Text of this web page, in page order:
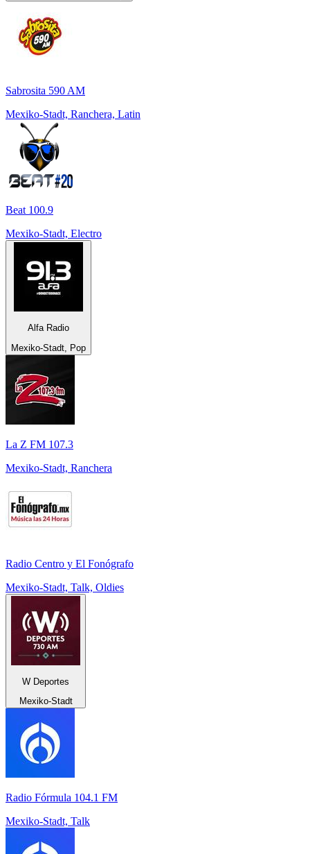
Sabrosita 590 AM
Mexiko-Stadt, Ranchera, Latin
Beat 100.9
Mexiko-Stadt, Electro
Alfa Radio
Mexiko-Stadt, Pop
La Z FM 107.3
Mexiko-Stadt, Ranchera
Radio Centro y El Fonógrafo
Mexiko-Stadt, Talk, Oldies
W Deportes
Mexiko-Stadt
Radio Fórmula 104.1 FM
Mexiko-Stadt, Talk